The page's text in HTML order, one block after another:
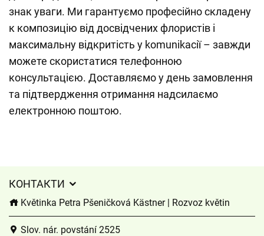
знак уваги. Ми гарантуємо професійно складену
к композицію від досвідчених флористів і
максимальну відкритість у komunikacії – завжди
можете скористатися телефонною
консультацією. Доставляємо у день замовлення
та підтвердження отримання надсилаємо
електронною поштою.
КОНТАКТИ
Květinka Petra Pšeničková Kästner | Rozvoz květin
Slov. nár. povstání 2525